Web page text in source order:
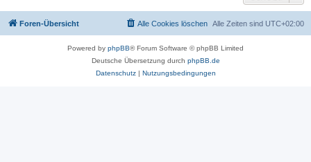
Foren-Übersicht Alle Zeiten sind UTC+02:00
Alle Cookies löschen
Powered by phpBB® Forum Software © phpBB Limited
Deutsche Übersetzung durch phpBB.de
Datenschutz| Nutzungsbedingungen